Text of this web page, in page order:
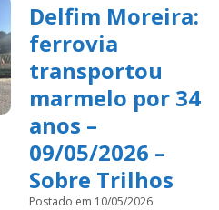
Delfim Moreira:
ferrovia
transportou
marmelo por 34
anos –
09/05/2026 –
Sobre Trilhos
Postado em 10/05/2026